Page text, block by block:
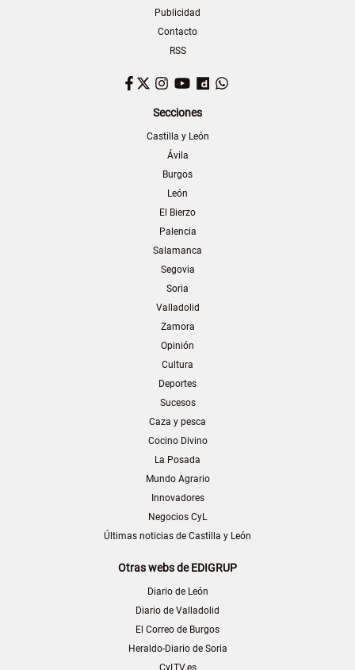
Publicidad
Contacto
RSS
Facebook
TwitterInstagram
YouTubeDailymotion
Secciones
Castilla y León
Ávila
Burgos
León
El Bierzo
Palencia
Salamanca
Segovia
Soria
Valladolid
Zamora
Opinión
Cultura
Deportes
Sucesos
Caza y pesca
Cocino Divino
La Posada
Mundo Agrario
Innovadores
Negocios CyL
Últimas noticias de Castilla y León
Otras webs de EDIGRUP
Diario de León
Diario de Valladolid
El Correo de Burgos
Heraldo-Diario de Soria
CyLTV.es